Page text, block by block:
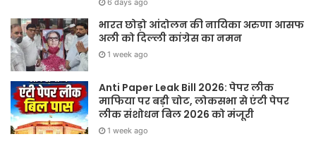
6 days ago
भारत छोड़ो आंदोलन की नायिका अरुणा आसफ
अली को दिल्ली कांग्रेस का नमन
1 week ago
Anti Paper Leak Bill 2026: पेपर लीक
माफिया पर बड़ी चोट, लोकसभा से एंटी पेपर
लीक संशोधन बिल 2026 को मंजूरी
1 week ago